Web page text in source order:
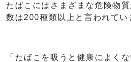
たばこにはさまざまな危険物
数は200種類以上と言われてい
「たばこを吸うと健康によく